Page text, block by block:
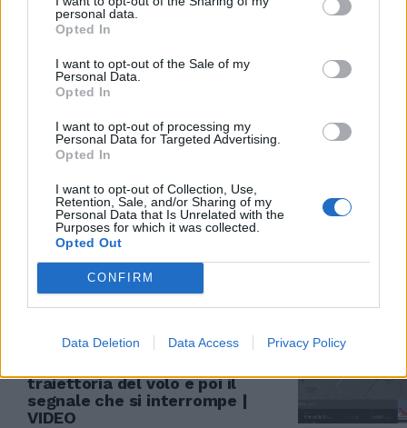
personal data.
Opted In
I want to opt-out of the Sale of my
Personal Data.
Opted In
I want to opt-out of processing my
Personal Data for Targeted Advertising.
Opted In
I want to opt-out of Collection, Use,
Retention, Sale, and/or Sharing of my
Personal Data that Is Unrelated with the
Purposes for which it was collected.
Opted Out
CONFIRM
Data Deletion Data Access Privacy Policy
"A Trump il premio Nobel per la
Pace". La proposta dopo la
21/06/2025
MIRACOLATO
"Corpi tutti intorno a me".
Disastro aereo in India, c'è un
DRAMMA NEI CIELI
traiettoria del volo e poi il
segnale che si interrompe |
VIDEO